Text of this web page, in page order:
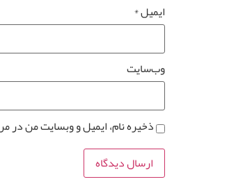
ایمیل*
وب‌سایت
ذخیره نام، ایمیل و وبسایت من در